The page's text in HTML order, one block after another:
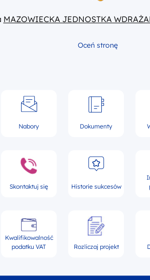
MAZOWIECKA JEDNOSTKA
Oceń stronę
Nabory Dokumenty
Skontaktuj się Historie sukcesów
Kwalifikowalność
podatku VAT
Rozliczaj projekt